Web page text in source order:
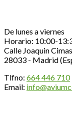
De lunes a viernes
Horario: 10:00-
Calle Joaquin
28033 - Madrid
Tlfno: 664 446 710
Email: